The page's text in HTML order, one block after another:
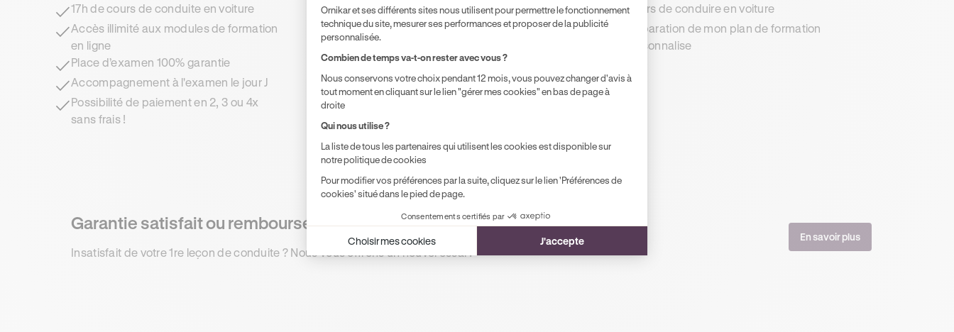
17h de cours de conduite en voiture
Accès illimité aux modules de formation
en ligne
Place d’examen 100% garantie
Accompagnement à l'examen le jour J
Possibilité de paiement en 2, 3 ou 4x
sans frais !
20h de cours de conduite en voiture
Accès illimité aux modules de formation
en ligne
1 rendez-vous préalable de 2h
Accompagnement à l'examen le jour J
Possibilité de paiement en 2, 3 ou 4x
Cours de conduire en voiture
Préparation de mon plan de formation
personnalise
Garantie satisfait ou remboursé !
Insatisfait de votre 1re leçon de conduite ? Nous vous offrons un nouvel essai !
En savoir plus
Ornikar et ses différents sites nous utilisent pour permettre le fonctionnement
technique du site, mesurer ses performances et proposer de la publicité
personnalisée.
Combien de temps va-t-on rester avec vous ?
Nous conservons votre choix pendant 12 mois, vous pouvez changer d'avis à
tout moment en cliquant sur le lien "gérer mes cookies" en bas de page à
droite
Qui nous utilise ?
La liste de tous les partenaires qui utilisent les cookies est disponible sur
notre politique de cookies
Pour modifier vos préférences par la suite, cliquez sur le lien 'Préférences de
cookies' situé dans le pied de page.
Consentements certifiés par
Choisir mes cookies J'accepte
Axeptio consent